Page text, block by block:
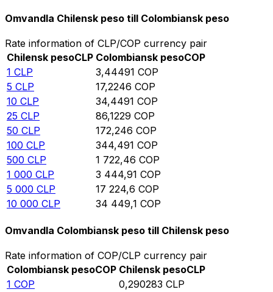
Omvandla Chilensk peso till Colombiansk peso
Rate information of CLP/COP currency pair
Chilensk pesoCLP Colombiansk pesoCOP
1 CLP 3,44491 COP
5 CLP 17,2246 COP
10 CLP 34,4491 COP
25 CLP 86,1229 COP
50 CLP 172,246 COP
100 CLP 344,491 COP
500 CLP 1 722,46 COP
1 000 CLP 3 444,91 COP
5 000 CLP 17 224,6 COP
10 000 CLP 34 449,1 COP
Omvandla Colombiansk peso till Chilensk peso
Rate information of COP/CLP currency pair
Colombiansk pesoCOP Chilensk pesoCLP
1 COP 0,290283 CLP